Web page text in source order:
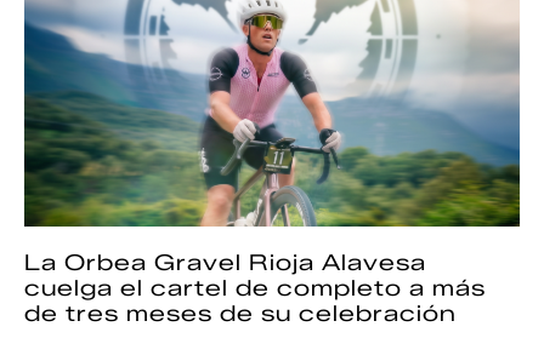
La Orbea Gravel Rioja Alavesa
cuelga el cartel de completo a más
de tres meses de su celebración